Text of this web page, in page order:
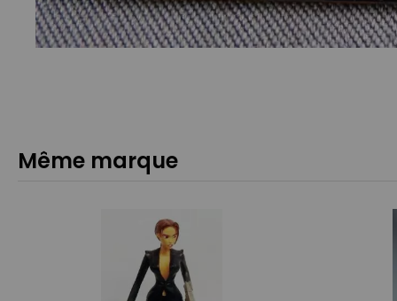
Même marque